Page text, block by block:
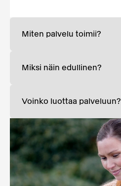
Miten palvelu toimii?
Miksi näin edullinen?
Voinko luottaa palveluun?